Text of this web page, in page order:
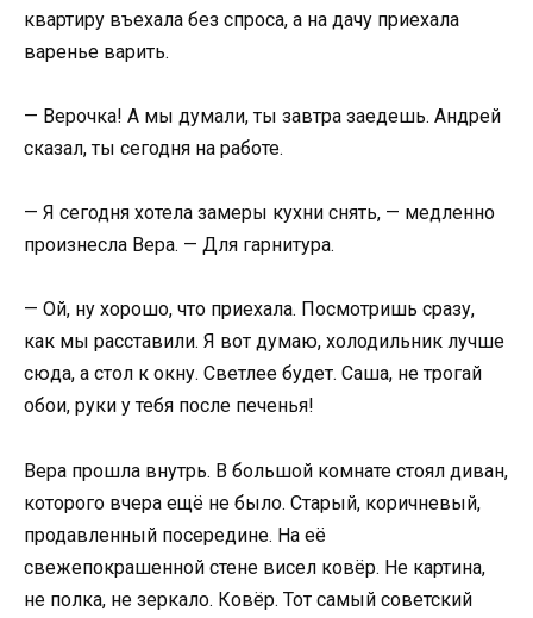
квартиру въехала без спроса, а на дачу приехала
варенье варить.
— Верочка! А мы думали, ты завтра заедешь. Андрей
сказал, ты сегодня на работе.
— Я сегодня хотела замеры кухни снять, — медленно
произнесла Вера. — Для гарнитура.
— Ой, ну хорошо, что приехала. Посмотришь сразу,
как мы расставили. Я вот думаю, холодильник лучше
сюда, а стол к окну. Светлее будет. Саша, не трогай
обои, руки у тебя после печенья!
Вера прошла внутрь. В большой комнате стоял диван,
которого вчера ещё не было. Старый, коричневый,
продавленный посередине. На её
свежепокрашенной стене висел ковёр. Не картина,
не полка, не зеркало. Ковёр. Тот самый советский